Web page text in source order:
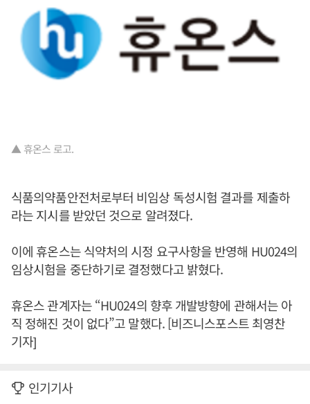
▲ 휴온스 로고.
식품의약품안전처로부터 비임상 독성시험 결과를 제출하
라는 지시를 받았던 것으로 알려졌다.
이에 휴온스는 식약처의 시정 요구사항을 반영해 HU024의
임상시험을 중단하기로 결정했다고 밝혔다.
휴온스 관계자는 “HU024의 향후 개발방향에 관해서는 아
직 정해진 것이 없다”고 말했다. [비즈니스포스트 최영찬
기자]
인기기사